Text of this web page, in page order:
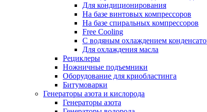
Для кондиционирования
На базе винтовых компрессоров
На базе спиральных компрессоров
Free Cooling
С водяным охлаждением
Для охлаждения масла
Рециклеры
Ножничные подъемники
Оборудование для криобластинга
Битумоварки
Генераторы азота и кислорода
Генераторы азота